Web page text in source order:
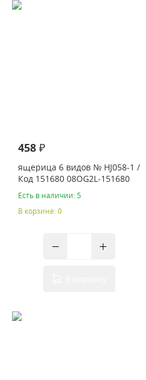
458 ₽
ящерица 6 видов № HJ058-1 /
Код 151680 08OG2L-151680
Есть в наличии: 5
В корзине: 0